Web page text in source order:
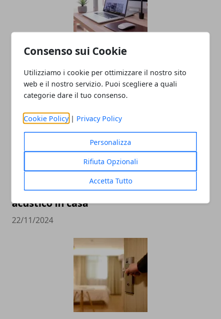
Consenso sui Cookie
Utilizziamo i cookie per ottimizzare il nostro sito
web e il nostro servizio. Puoi scegliere a quali
categorie dare il tuo consenso.
Cookie Policy | Privacy Policy
Personalizza
Rifiuta Opzionali
Accetta Tutto
Oltre il Sito Web: Come un'agenzia Web
24/06/2025
Soluzioni per migliorare l’isolamento
acustico in casa
22/11/2024